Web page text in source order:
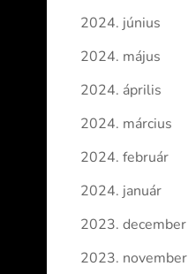
2024. június
2024. május
2024. április
2024. március
2024. február
2024. január
2023. december
2023. november